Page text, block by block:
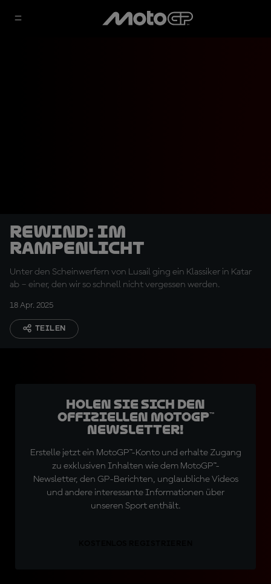
Rewind: Im
Rampenlicht
Unter den Scheinwerfern von Lusail ging ein Klassiker in Katar
ab – einer, den wir so schnell nicht vergessen werden.
18 Apr. 2025
TEILEN
Holen Sie sich den
offiziellen MotoGP™
Newsletter!
Erstelle jetzt ein MotoGP™-Konto und erhalte Zugang
zu exklusiven Inhalten wie dem MotoGP™-
Newsletter, den GP-Berichten, unglaubliche Videos
und andere interessante Informationen über
unseren Sport enthält.